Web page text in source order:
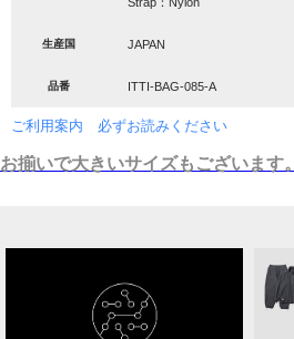
生産国 JAPAN
品番 ITTI-BAG-085-A
ご利用案内 必ずお読みください
お揃いで大きいサイズもございます。